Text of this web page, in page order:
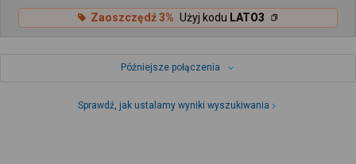
Zaoszczędź 3% Użyj kodu LATO3
Późniejsze połączenia
Sprawdź, jak ustalamy wyniki wyszukiwania